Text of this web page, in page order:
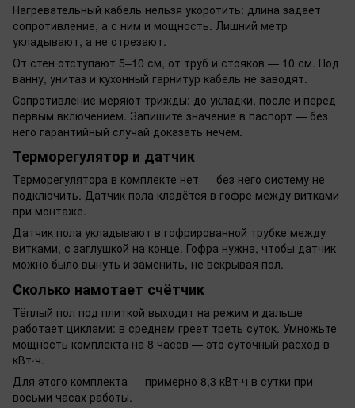
Нагревательный кабель нельзя укоротить: длина задаёт
сопротивление, а с ним и мощность. Лишний метр
укладывают, а не отрезают.
От стен отступают 5–10 см, от труб и стояков — 10 см. Под
ванну, унитаз и кухонный гарнитур кабель не заводят.
Сопротивление меряют трижды: до укладки, после и перед
первым включением. Запишите значение в паспорт — без
него гарантийный случай доказать нечем.
Терморегулятор и датчик
Терморегулятора в комплекте нет — без него систему не
подключить. Датчик пола кладётся в гофре между витками
при монтаже.
Датчик пола укладывают в гофрированной трубке между
витками, с заглушкой на конце. Гофра нужна, чтобы датчик
можно было вынуть и заменить, не вскрывая пол.
Сколько намотает счётчик
Тёплый пол под плиткой выходит на режим и дальше
работает циклами: в среднем греет треть суток. Умножьте
мощность комплекта на 8 часов — это суточный расход в
кВт·ч.
Для этого комплекта — примерно 8,3 кВт·ч в сутки при
восьми часах работы.